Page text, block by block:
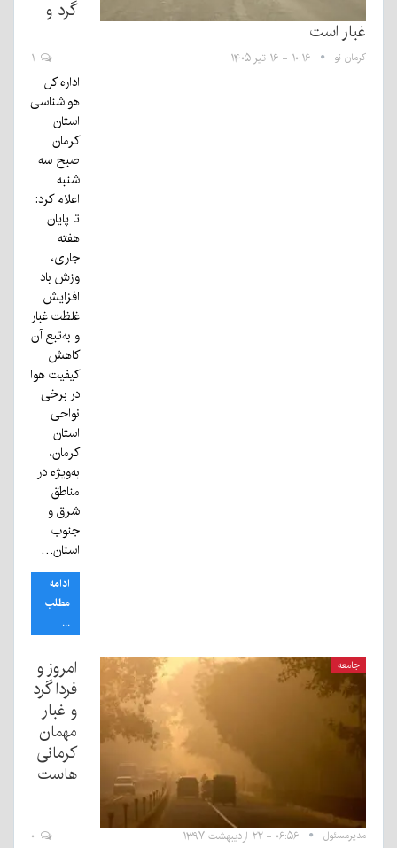
گرد و
غبار است
کرمان نو ۱۰:۱۶ - ۱۶ تیر ۱۴۰۵
اداره کل
هواشناسی
استان
کرمان
صبح سه
شنبه
اعلام کرد:
تا پایان
هفته
جاری،
وزش باد
افزایش
غلظت غبار
و به‌تبع آن
کاهش
کیفیت هوا
در برخی
نواحی
استان
کرمان،
به‌ویژه در
مناطق
شرق و
جنوب
استان…
ادامه
مطلب
...
جامعه
امروز و
فردا گرد
و غبار
مهمان
کرمانی
هاست
مدیرمسئول ۰۶:۵۶ - ۲۲ اردیبهشت ۱۳۹۷